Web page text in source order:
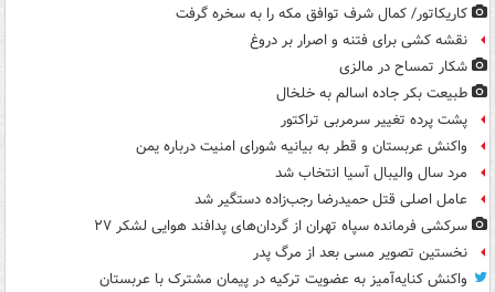
کاریکاتور/ کمال شرف توافق مکه را به سخره گرفت
نقشه کشی برای فتنه و اصرار بر دروغ
شکار تمساح در مالزی
طبیعت بکر جاده اسالم به خلخال
پشت پرده تغییر سرمربی تراکتور
واکنش عربستان و قطر به بیانیه شورای امنیت درباره یمن
مرد سال والیبال آسیا انتخاب شد
عامل اصلی قتل حمیدرضا رجب‌زاده دستگیر شد
سرکشی فرمانده سپاه تهران از گردان‌های پدافند هوایی لشکر ۲۷
نخستین تصویر مسی بعد از مرگ پدر
واکنش کنایه‌آمیز به عضویت ترکیه در پیمان مشترک با عربستان